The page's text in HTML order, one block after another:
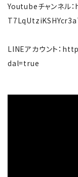
Youtubeチャンネ
LINEアカウント：
dal=true